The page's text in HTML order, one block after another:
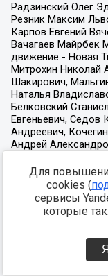
Для
cookies (
сервисы
которые